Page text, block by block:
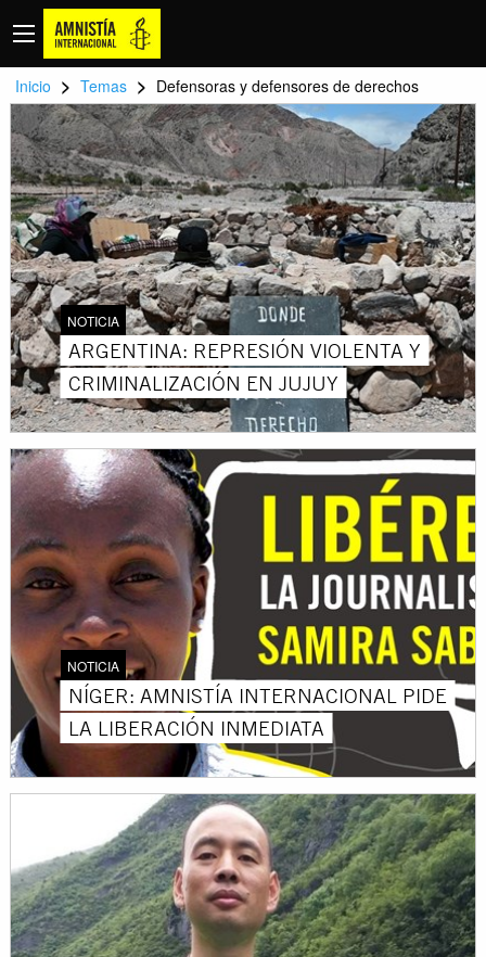
Inicio > Temas > Defensoras y defensores de derechos
NOTICIA
ARGENTINA: REPRESIÓN VIOLENTA Y
CRIMINALIZACIÓN EN JUJUY
NOTICIA
NÍGER: AMNISTÍA INTERNACIONAL PIDE
LA LIBERACIÓN INMEDIATA